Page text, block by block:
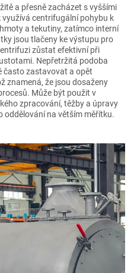
a přesně zacházet s vyššími
centrifugální pohybu k
a tekutiny, zatímco interní
jsou tlačeny ke výstupu pro
zůstat efektivní při
Nepřetržitá podoba
často zastavovat a opět
znamená, že jsou dosaženy
Může být použit v
zpracování, těžby a úpravy
oddělování na větším měřítku.